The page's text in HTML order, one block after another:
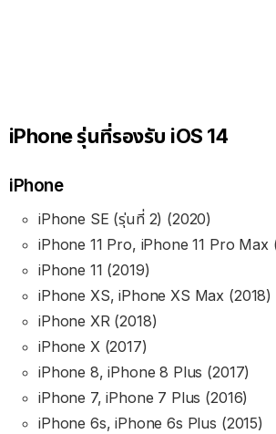
iPhone รุ่นที่รองรับ iOS 14
iPhone
iPhone SE (รุ่นที่ 2) (2020)
iPhone 11 Pro, iPhone 11 Pro Max
iPhone 11 (2019)
iPhone XS, iPhone XS Max (2018)
iPhone XR (2018)
iPhone X (2017)
iPhone 8, iPhone 8 Plus (2017)
iPhone 7, iPhone 7 Plus (2016)
iPhone 6s, iPhone 6s Plus (2015)